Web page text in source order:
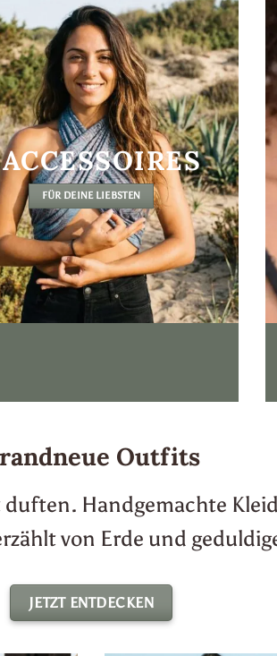
ACCESSOIRES
FÜR DEINE LIEBSTEN
Outfits
Handgemachte
von Erde und
JETZT ENTDECKEN